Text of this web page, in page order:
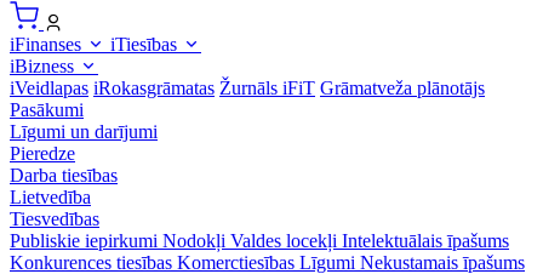
iFinanses
iTiesības
iBizness
iVeidlapas iRokasgrāmatas Žurnāls iFiT Grāmatveža plānotājs
Pasākumi
Līgumi un darījumi
Pieredze
Darba tiesības
Lietvedība
Tiesvedības
Publiskie iepirkumi Nodokļi Valdes locekļi Intelektuālais īpašums
Konkurences tiesības Komerctiesības Līgumi Nekustamais īpašums